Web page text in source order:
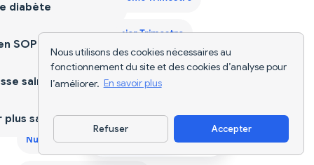
Nous utilisons des cookies nécessaires au
fonctionnement du site et des cookies d’analyse pour
l’améliorer. En savoir plus
Refuser Accepter
Guide Protéines Premier Trimestre
Guide Protéines Troisième Trimestre
Nutriscan pour la Perte de PoidsTélécharger l'appli
diabète
SOPK
saine
sain